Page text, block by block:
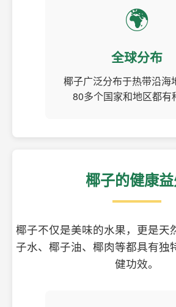
🌍
全球分布
椰子广泛分布于热带沿海
80多个国家和地区都有
椰子的健康
椰子不仅是美味的水果，更是天
子水、椰子油、椰肉等都具有独
健功效。